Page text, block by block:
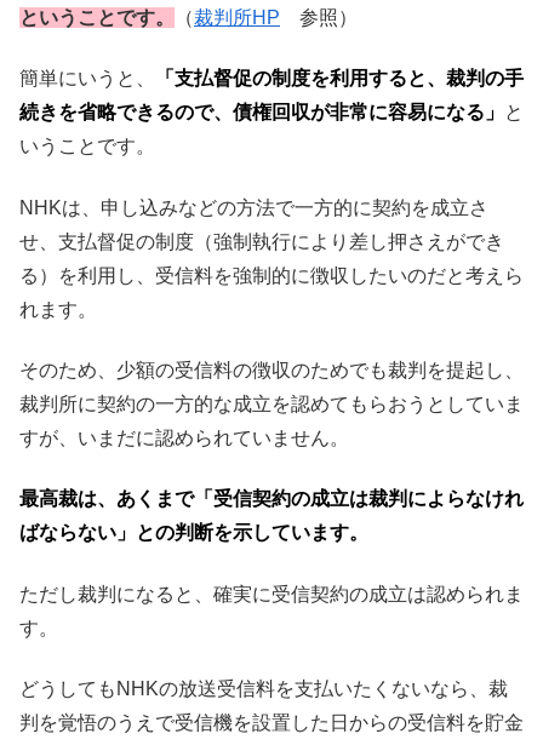
ということです。
（裁判所HP 参照）
簡単にいうと、
「支払督促の制度を利用すると、裁判の手
続きを省略できるので、債権回収が非常に容易になる」 と
いうことです。
NHKは、申し込みなどの方法で一方的に契約を成立さ
せ、支払督促の制度（強制執行により差し押さえができ
る）を利用し、受信料を強制的に徴収したいのだと考えら
れます。
そのため、少額の受信料の徴収のためでも裁判を提起し、
裁判所に契約の一方的な成立を認めてもらおうとしていま
すが、いまだに認められていません。
最高裁は、あくまで「受信契約の成立は裁判によらなけれ
ばならない」との判断を示しています。
ただし裁判になると、確実に受信契約の成立は認められま
す。
どうしてもNHKの放送受信料を支払いたくないなら、裁
判を覚悟のうえで受信機を設置した日からの受信料を貯金